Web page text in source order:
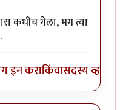
कधीच गेला, मग त्या
इन कराकिंवासदस्य व्हा